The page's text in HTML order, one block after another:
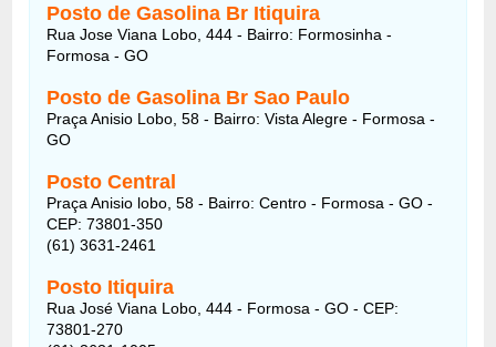
Posto de Gasolina Br Itiquira
Rua Jose Viana Lobo, 444 - Bairro: Formosinha -
Formosa - GO
Posto de Gasolina Br Sao Paulo
Praça Anisio Lobo, 58 - Bairro: Vista Alegre - Formosa -
GO
Posto Central
Praça Anisio lobo, 58 - Bairro: Centro - Formosa - GO -
CEP: 73801-350
(61) 3631-2461
Posto Itiquira
Rua José Viana Lobo, 444 - Formosa - GO - CEP:
73801-270